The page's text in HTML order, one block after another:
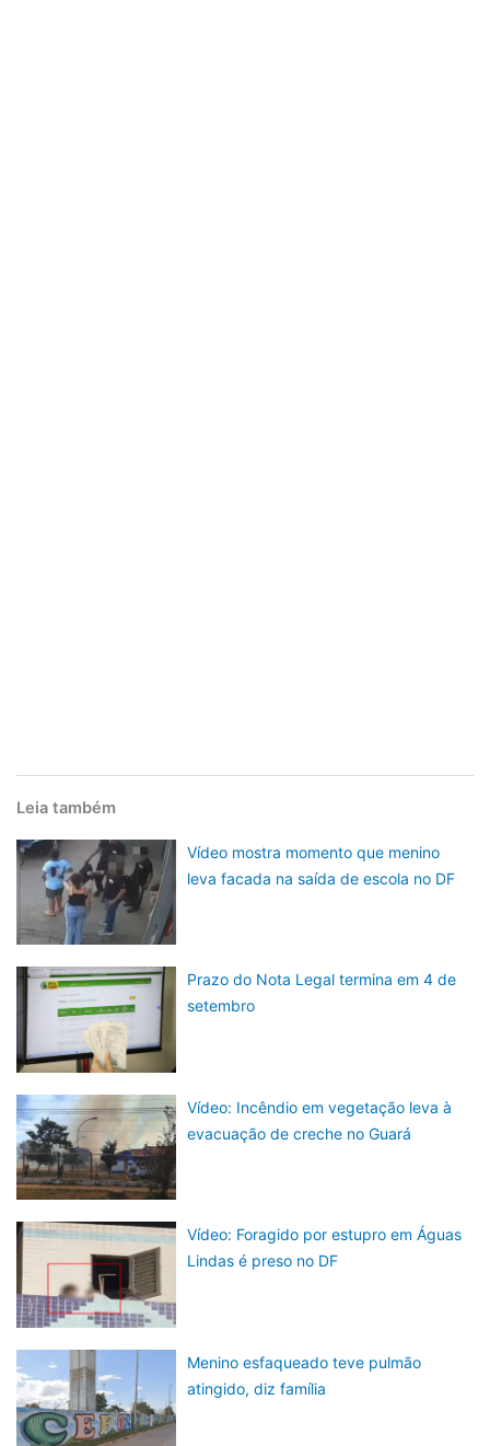
Leia também
Vídeo mostra momento que menino
leva facada na saída de escola no DF
Prazo do Nota Legal termina em 4 de
setembro
Vídeo: Incêndio em vegetação leva à
evacuação de creche no Guará
Vídeo: Foragido por estupro em Águas
Lindas é preso no DF
Menino esfaqueado teve pulmão
atingido, diz família